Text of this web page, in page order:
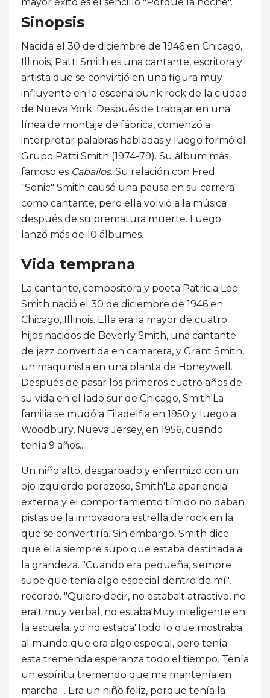
Sinopsis
Nacida el 30 de diciembre de 1946 en Chicago,
Illinois, Patti Smith es una cantante, escritora y
artista que se convirtió en una figura muy
influyente en la escena punk rock de la ciudad
de Nueva York. Después de trabajar en una
línea de montaje de fábrica, comenzó a
interpretar palabras habladas y luego formó el
Grupo Patti Smith (1974-79). Su álbum más
famoso es Caballos. Su relación con Fred
"Sonic" Smith causó una pausa en su carrera
como cantante, pero ella volvió a la música
después de su prematura muerte. Luego
lanzó más de 10 álbumes.
Vida temprana
La cantante, compositora y poeta Patricia Lee
Smith nació el 30 de diciembre de 1946 en
Chicago, Illinois. Ella era la mayor de cuatro
hijos nacidos de Beverly Smith, una cantante
de jazz convertida en camarera, y Grant Smith,
un maquinista en una planta de Honeywell.
Después de pasar los primeros cuatro años de
su vida en el lado sur de Chicago, Smith'La
familia se mudó a Filadelfia en 1950 y luego a
Woodbury, Nueva Jersey, en 1956, cuando
tenía 9 años..
Un niño alto, desgarbado y enfermizo con un
ojo izquierdo perezoso, Smith'La apariencia
externa y el comportamiento tímido no daban
pistas de la innovadora estrella de rock en la
que se convertiría. Sin embargo, Smith dice
que ella siempre supo que estaba destinada a
la grandeza. "Cuando era pequeña, siempre
supe que tenía algo especial dentro de mí",
recordó. "Quiero decir, no estaba't atractivo, no
era't muy verbal, no estaba'Muy inteligente en
la escuela. yo no estaba'Todo lo que mostraba
al mundo que era algo especial, pero tenía
esta tremenda esperanza todo el tiempo. Tenía
un espíritu tremendo que me mantenía en
marcha ... Era un niño feliz, porque tenía la